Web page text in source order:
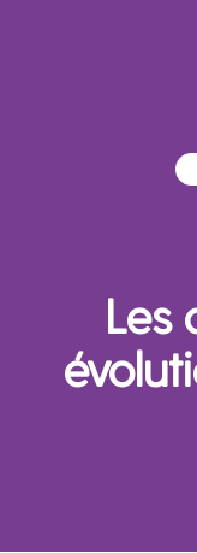
Les